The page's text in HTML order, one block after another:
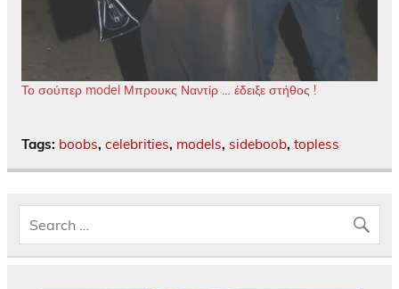
Το σούπερ model Μπρουκς Ναντίρ … έδειξε στήθος !
Tags: boobs, celebrities, models, sideboob, topless